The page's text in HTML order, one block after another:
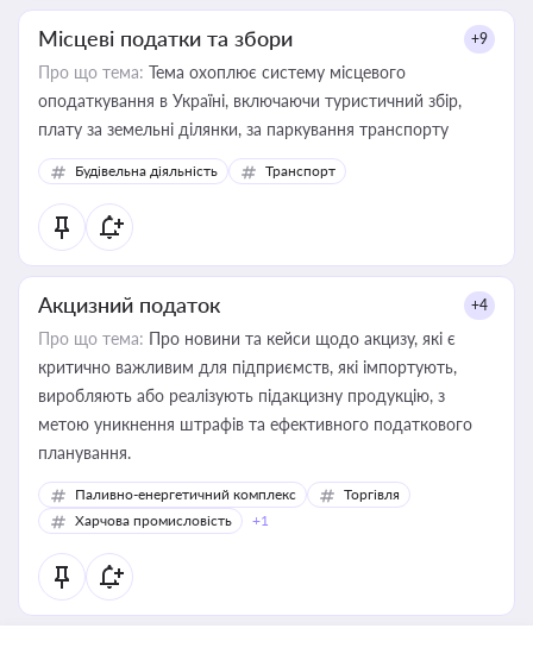
Місцеві податки та збори +9
Про що тема: Тема охоплює систему місцевого
оподаткування в Україні, включаючи туристичний збір,
плату за земельні ділянки, за паркування транспорту
Будівельна діяльність Транспорт
Акцизний податок +4
Про що тема: Про новини та кейси щодо акцизу, які є
критично важливим для підприємств, які імпортують,
виробляють або реалізують підакцизну продукцію, з
метою уникнення штрафів та ефективного податкового
планування.
Паливно-енергетичний комплекс
Торгівля
Харчова промисловість
+1